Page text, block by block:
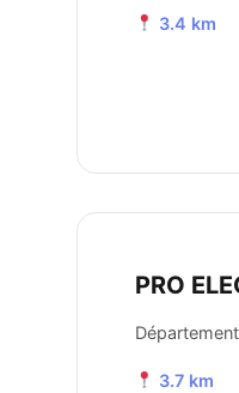
3.4 km
PRO
3.7 km